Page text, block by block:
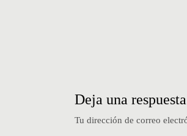
Deja una respuesta
Tu dirección de correo